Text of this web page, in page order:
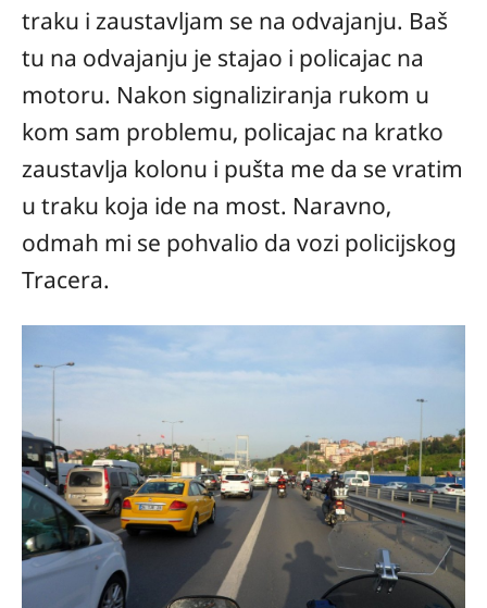
traku i zaustavljam se na odvajanju. Baš
tu na odvajanju je stajao i policajac na
motoru. Nakon signaliziranja rukom u
kom sam problemu, policajac na kratko
zaustavlja kolonu i pušta me da se vratim
u traku koja ide na most. Naravno,
odmah mi se pohvalio da vozi policijskog
Tracera.